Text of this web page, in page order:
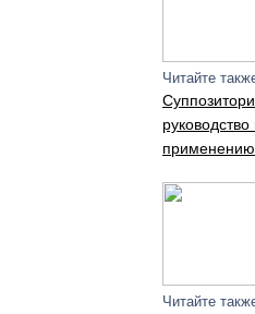
Читайте
руководство
применению
Читайте